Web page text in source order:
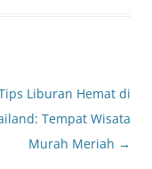
Liburan Hemat di
Tempat Wisata
Murah Meriah →